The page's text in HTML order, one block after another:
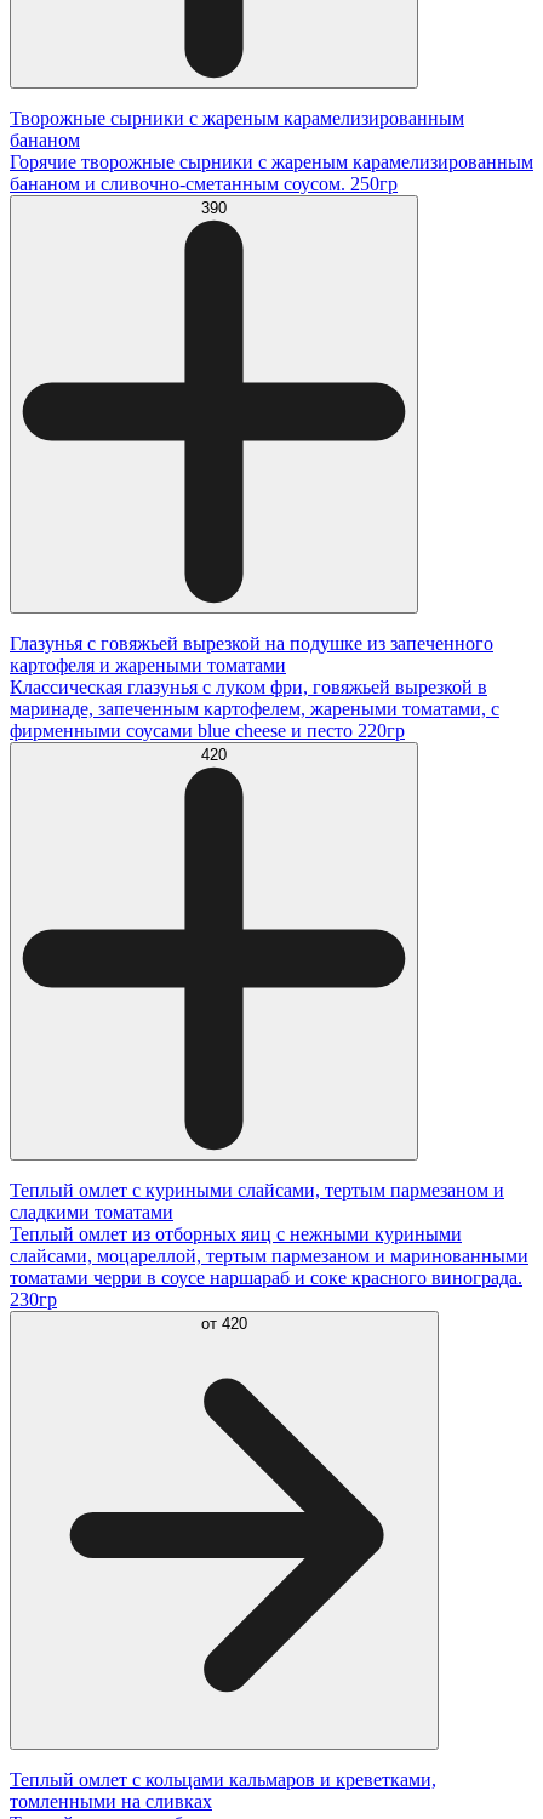
Творожные сырники с жареным карамелизированным
бананом
Горячие творожные сырники с жареным карамелизированным
бананом и сливочно-сметанным соусом. 250гр
390
Глазунья с говяжьей вырезкой на подушке из запеченного
картофеля и жареными томатами
Классическая глазунья с луком фри, говяжьей вырезкой в
маринаде, запеченным картофелем, жареными томатами, с
фирменными соусами blue cheese и песто 220гр
420
Теплый омлет с куриными слайсами, тертым пармезаном и
сладкими томатами
Теплый омлет из отборных яиц с нежными куриными
слайсами, моцареллой, тертым пармезаном и маринованными
томатами черри в соусе наршараб и соке красного винограда.
230гр
от 420
Теплый омлет с кольцами кальмаров и креветками,
томленными на сливках